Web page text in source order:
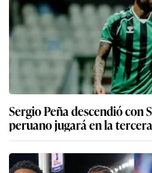
Sergio Peña descendió con
peruano jugará en la